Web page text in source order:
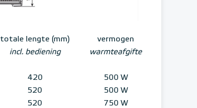
totale lengte (mm)
vermogen
incl. bediening warmteafgifte
420
500 W
520
500 W
520
750 W